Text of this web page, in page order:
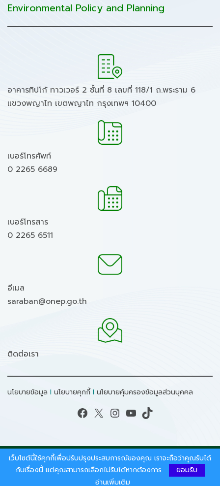
Environmental Policy and Planning
อาคารทิปโก้ ทาวเวอร์ 2 ชั้นที่ 8 เลขที่ 118/1 ถ.พระราม 6
แขวงพญาไท เขตพญาไท กรุงเทพฯ 10400
เบอร์โทรศัพท์
0 2265 6689
เบอร์โทรสาร
0 2265 6511
อีเมล
saraban@onep.go.th
ติดต่อเรา
นโยบายข้อมูล I นโยบายคุกกี้ I นโยบายคุ้มครองข้อมูลส่วนบุคคล
Facebook X Instagram YouTube TikTok
สงวนลิขสิทธิ์ © 2026 - สำนักงานนโยบายและแผน
ทรัพยากรธรรมชาติและสิ่งแวดล้อม.
เว็บไซต์นี้ใช้คุกกี้เพื่อปรับปรุงประสบการณ์ของคุณ เราจะถือว่าคุณรับได้
กับเรื่องนี้ แต่คุณสามารถเลือกไม่รับได้หากต้องการ
ยอมรับ
อ่านเพิ่มเติม